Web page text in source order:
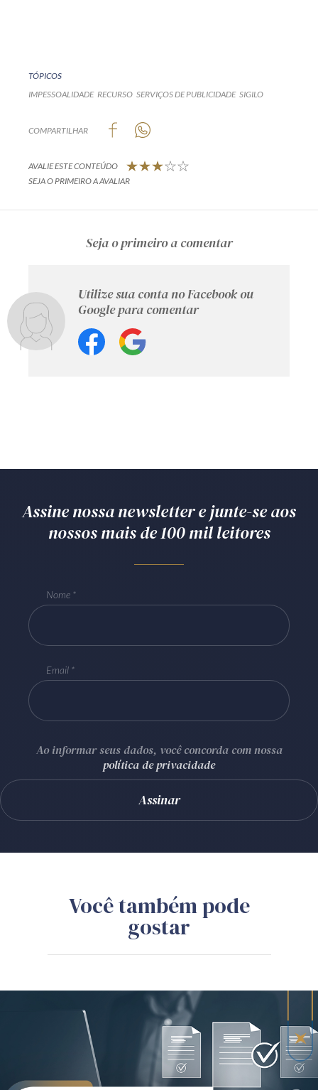
TÓPICOS
IMPESSOALIDADE RECURSO SERVIÇOS DE PUBLICIDADE SIGILO
COMPARTILHAR
AVALIE ESTE CONTEÚDO
SEJA O PRIMEIRO A AVALIAR
Seja o primeiro a comentar
Utilize sua conta no Facebook ou
Google para comentar
Assine nossa newsletter e junte-se aos
nossos mais de 100 mil leitores
Nome
Email
Ao informar seus dados, você concorda com nossa
política de privacidade
Você também pode
gostar